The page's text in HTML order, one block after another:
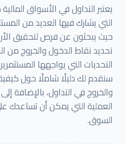
يعتبر التداول في الأسواق
التي يشارك فيها العديد من
حيث يبحثون عن فرص لتحقيق
تحديد نقاط الدخول والخروج من
التحديات التي يواجهها
سنقدم لك دليلًا شاملًا حول
والخروج في التداول، بالإضافة
العملية التي يمكن أن تساعدك
السوق.